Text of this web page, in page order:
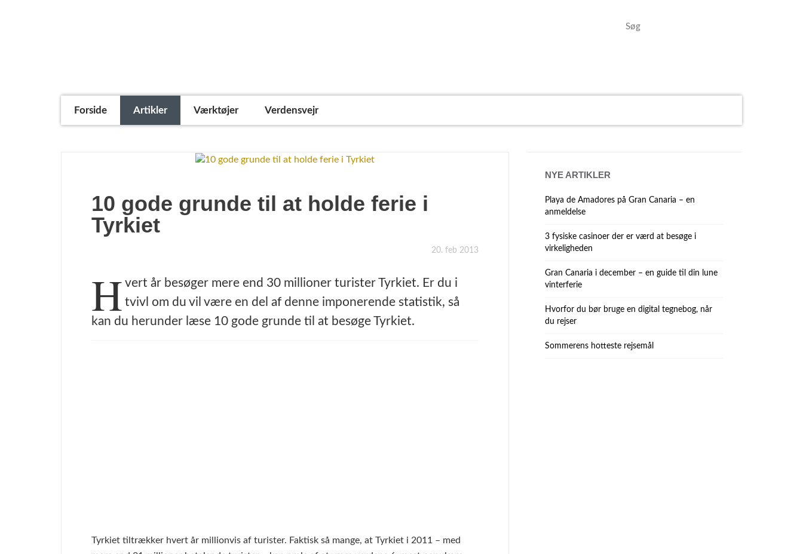
Forside Artikler Værktøjer Verdensvejr
10 gode grunde til at holde ferie i
Tyrkiet
20. feb 2013
H vert år besøger mere end 30 millioner turister Tyrkiet. Er du i
tvivl om du vil være en del af denne imponerende statistik, så
kan du herunder læse 10 gode grunde til at besøge Tyrkiet.
Tyrkiet tiltrækker hvert år millionvis af turister. Faktisk så mange, at Tyrkiet i 2011 – med
NYE ARTIKLER
Playa de Amadores på Gran Canaria – en
anmeldelse
3 fysiske casinoer der er værd at besøge i
virkeligheden
Gran Canaria i december – en guide til din lune
vinterferie
Hvorfor du bør bruge en digital tegnebog, når
du rejser
Sommerens hotteste rejsemål